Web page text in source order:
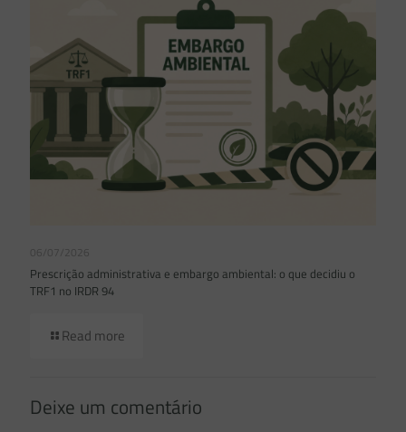
06/07/2026
Prescrição administrativa e embargo ambiental: o que decidiu o
TRF1 no IRDR 94
Read more
Deixe um comentário